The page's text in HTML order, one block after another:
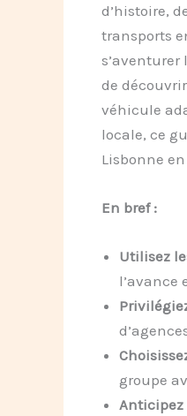
d’histoire,
transports
de
véhicule
locale, ce
Lisbonne en
En bref :
Utilisez
l’avance
groupe
Anticipez